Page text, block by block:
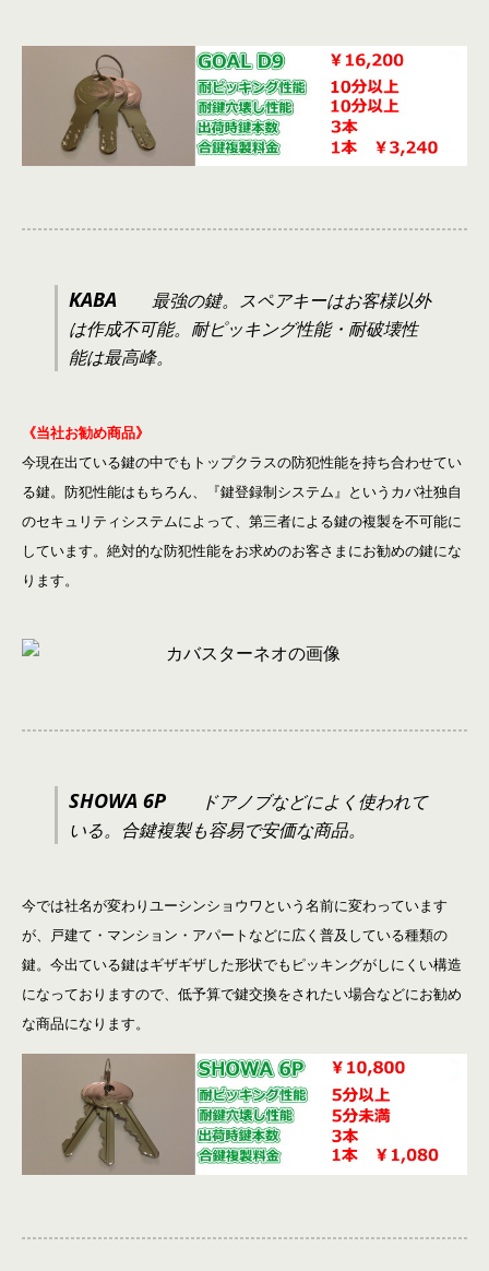
KABA 最強の鍵。スペアキーはお客様以外
は作成不可能。耐ピッキング性能・耐破壊性
能は最高峰。
《当社お勧め商品》
今現在出ている鍵の中でもトップクラスの防犯性能を持ち合わせてい
る鍵。防犯性能はもちろん、『鍵登録制システム』というカバ社独自
のセキュリティシステムによって、第三者による鍵の複製を不可能に
しています。絶対的な防犯性能をお求めのお客さまにお勧めの鍵にな
ります。
SHOWA 6P ドアノブなどによく使われて
いる。合鍵複製も容易で安価な商品。
今では社名が変わりユーシンショウワという名前に変わっています
が、戸建て・マンション・アパートなどに広く普及している種類の
鍵。今出ている鍵はギザギザした形状でもピッキングがしにくい構造
になっておりますので、低予算で鍵交換をされたい場合などにお勧め
な商品になります。